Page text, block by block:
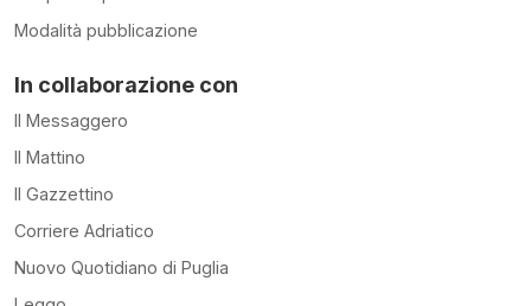
Modalità pubblicazione
In collaborazione con
Il Messaggero
Il Mattino
Il Gazzettino
Corriere Adriatico
Nuovo Quotidiano di Puglia